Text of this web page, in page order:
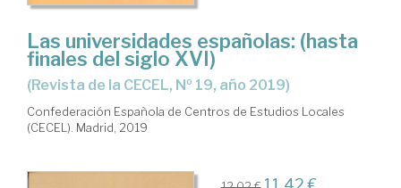
Las universidades españolas: (hasta
finales del siglo XVI)
(Revista de la CECEL, Nº 19, año 2019)
Confederación Española de Centros de Estudios Locales
(CECEL). Madrid, 2019